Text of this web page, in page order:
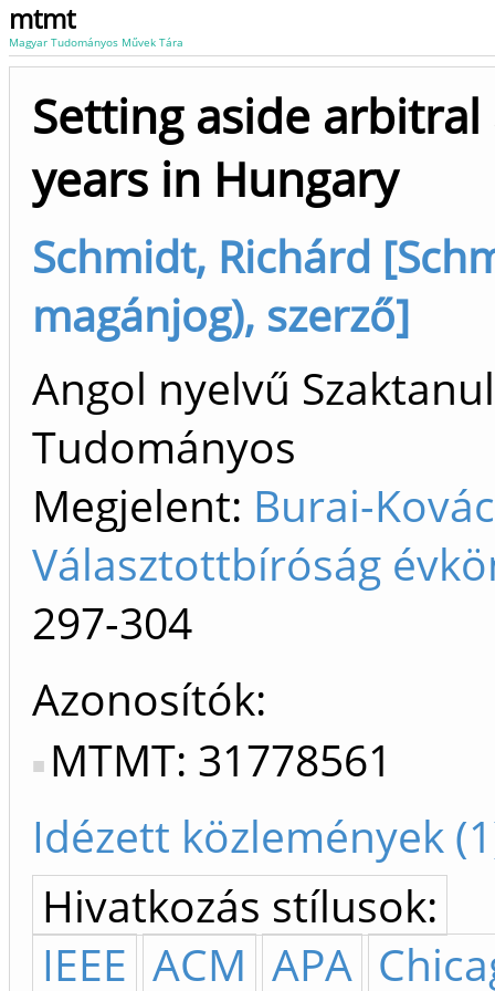
mtmt
Magyar Tudományos Művek Tára
Setting aside
years in Hungary
Schmidt, Richárd
magánjog), szerző]
Angol nyelvű
Tudományos
Megjelent: Burai-
Választottbíróság
297-304
Azonosítók
MTMT: 31778561
Idézett közlemények
Hivatkozás stílusok:
IEEE ACM APA